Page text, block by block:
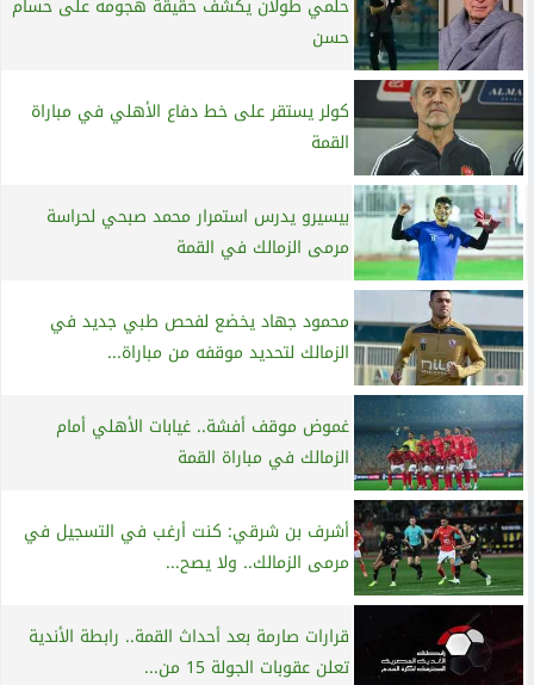
حسن
كولر يستقر على خط دفاع الأهلي في مباراة
القمة
بيسيرو يدرس استمرار محمد صبحي لحراسة
مرمى الزمالك في القمة
محمود جهاد يخضع لفحص طبي جديد في
الزمالك لتحديد موقفه من مباراة...
غموض موقف أفشة.. غيابات الأهلي أمام
الزمالك في مباراة القمة
أشرف بن شرقي: كنت أرغب في التسجيل في
مرمى الزمالك.. ولا يصح...
قرارات صارمة بعد أحداث القمة.. رابطة الأندية
تعلن عقوبات الجولة 15 من...